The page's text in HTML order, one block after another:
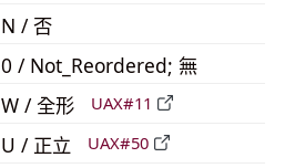
N / 否
0 / Not_Reordered; 無
W / 全形 UAX#11
U / 正立 UAX#50